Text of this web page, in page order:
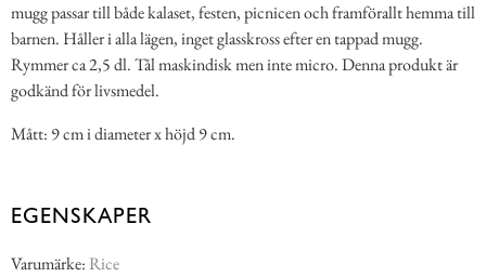
mugg passar till både kalaset, festen, picnicen och framförallt hemma till
barnen. Håller i alla lägen, inget glasskross efter en tappad mugg.
Rymmer ca 2,5 dl. Tål maskindisk men inte micro. Denna produkt är
godkänd för livsmedel.
Mått: 9 cm i diameter x höjd 9 cm.
EGENSKAPER
Varumärke: Rice